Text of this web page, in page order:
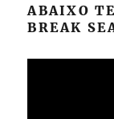
ABAIXO
BREAK